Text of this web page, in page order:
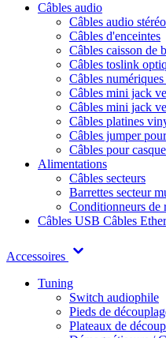
Câbles audio
Câbles audio stéréo
Câbles d'enceintes
Câbles caisson de
Câbles toslink
Câbles
Câbles mini jack
Câbles mini jack
Câbles platines
Câbles jumper
Câbles pour
Alimentations
Câbles secteurs
Barrettes secteur
Conditionneurs de
Câbles USB Câbles
Accessoires
Tuning
Switch audiophile
Pieds de
Plateaux de